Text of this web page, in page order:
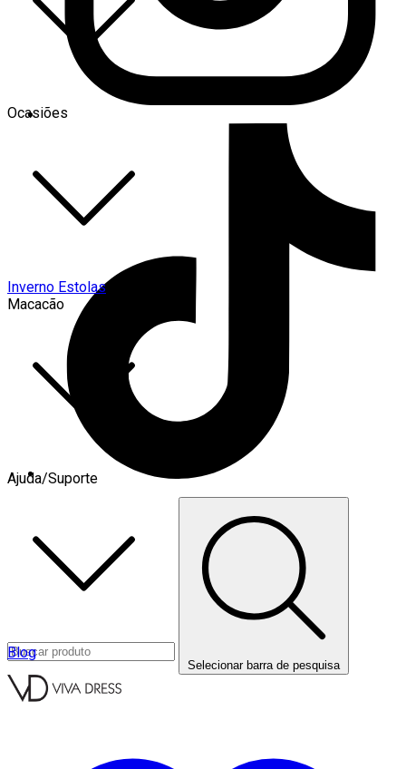
Ocasiões
Inverno Estolas
Macacão
Ajuda/Suporte
Blog
Selecionar barra de pesquisa